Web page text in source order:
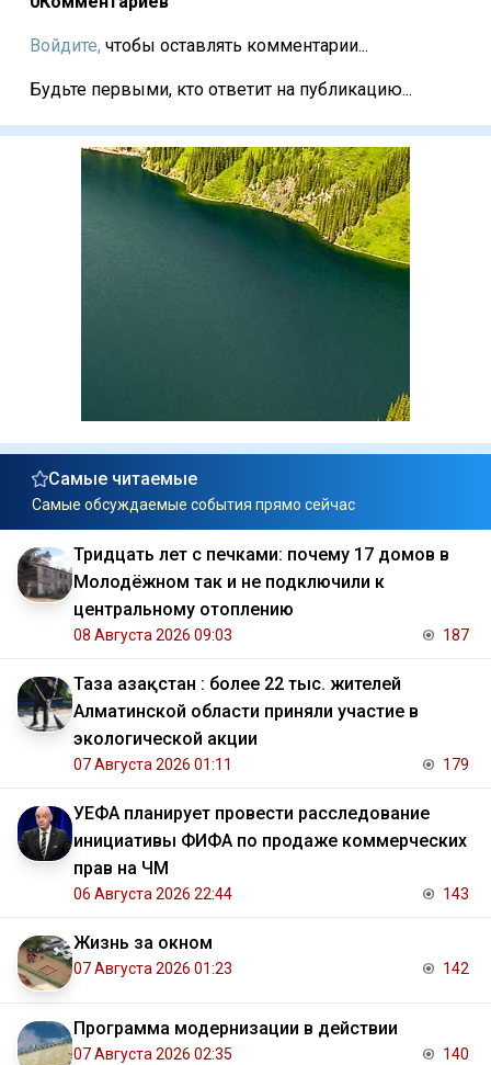
Войдите, чтобы оставлять комментарии...
Будьте первыми, кто ответит на публикацию...
Самые читаемые
Самые обсуждаемые события прямо сейчас
Тридцать лет с печками: почему 17 домов в
Молодёжном так и не подключили к
центральному отоплению
08 Августа 2026 09:03 187
Таза Қазақстан : более 22 тыс. жителей
Алматинской области приняли участие в
экологической акции
07 Августа 2026 01:11 179
УЕФА планирует провести расследование
инициативы ФИФА по продаже коммерческих
прав на ЧМ
06 Августа 2026 22:44 143
Жизнь за окном
07 Августа 2026 01:23 142
Программа модернизации в действии
07 Августа 2026 02:35 140